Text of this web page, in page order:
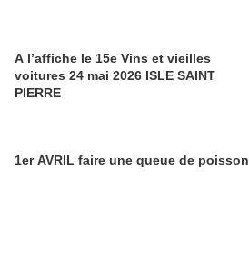
A l’affiche le 15e Vins et vieilles
voitures 24 mai 2026 ISLE SAINT
PIERRE
1er AVRIL faire une queue de poisson